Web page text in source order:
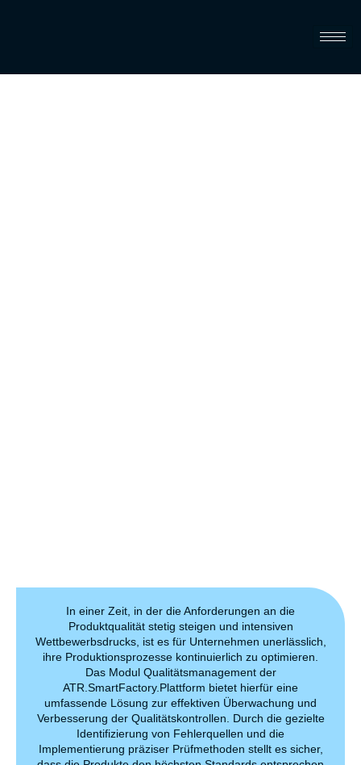
In einer Zeit, in der die Anforderungen an die
Produktqualität stetig steigen und intensiven
Wettbewerbsdrucks, ist es für Unternehmen unerlässlich,
ihre Produktionsprozesse kontinuierlich zu optimieren.
Das Modul Qualitätsmanagement der
ATR.SmartFactory.Plattform bietet hierfür eine
umfassende Lösung zur effektiven Überwachung und
Verbesserung der Qualitätskontrollen. Durch die gezielte
Identifizierung von Fehlerquellen und die
Implementierung präziser Prüfmethoden stellt es sicher,